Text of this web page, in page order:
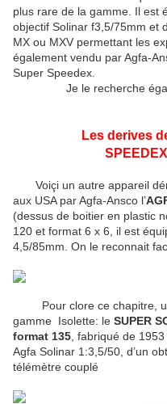
plus rare de la gamme. Il est
objectif Solinar f3,5/75mm et
MX ou MXV permettant les
également vendu par Agfa-
Super Speedex.
Je le recherche
Les derives
Voiçi un autre appareil
aux USA par Agfa-Ansco l’
(dessus de boitier en plastic
120 et format 6 x 6, il est
4,5/85mm. On le reconnait
Pour clore ce chapitre,
gamme Isolette: le SUPER
format 135 , fabriqué de
Agfa Solinar 1:3,5/50, d’un
télémètre couplé